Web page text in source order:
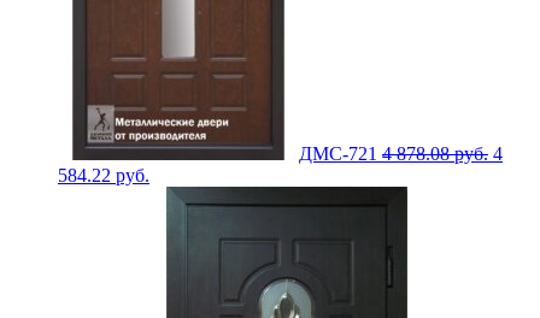
ДМС-721 4 878.08руб. 4
584.22 руб.